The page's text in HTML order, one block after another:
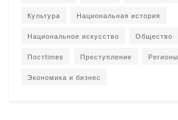
Культура Национальная история
Национальное искусство Общество
Постtimes Преступление Регионы
Экономика и бизнес